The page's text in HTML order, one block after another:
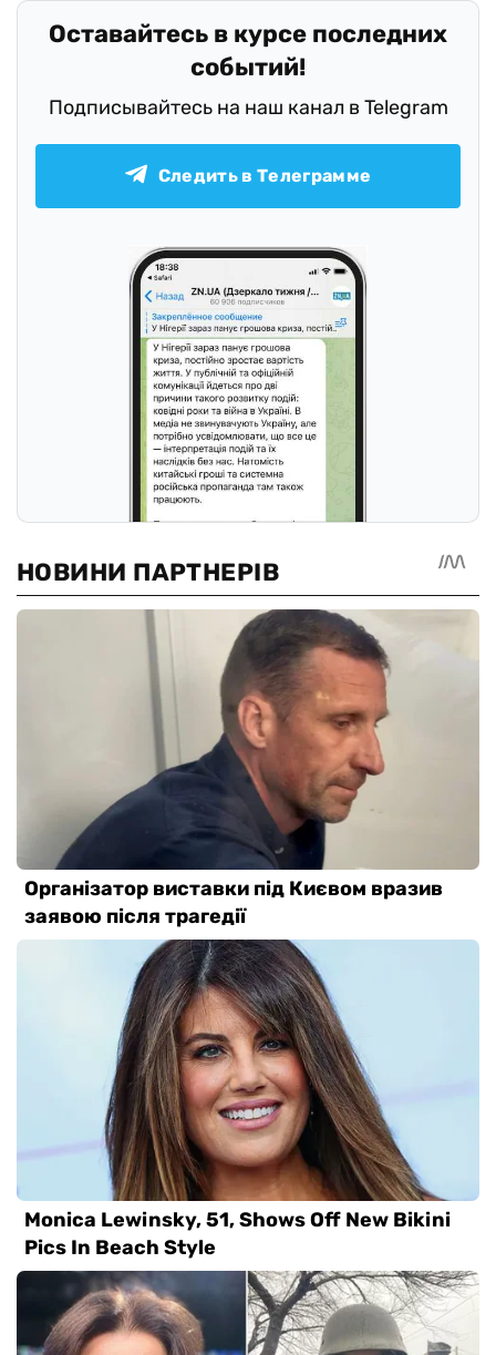
Оставайтесь в курсе последних
событий!
Подписывайтесь на наш канал в Telegram
Следить в Телеграмме